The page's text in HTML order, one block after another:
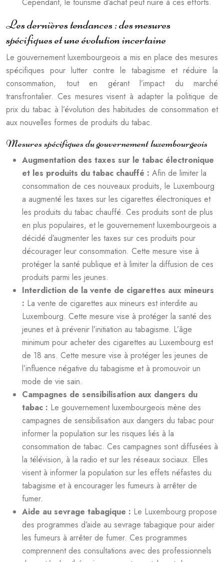
Les dernières tendances : des mesures
spécifiques et une évolution incertaine
Le gouvernement luxembourgeois a mis en place des mesures
spécifiques pour lutter contre le tabagisme et réduire la
consommation, tout en gérant l’impact du marché
transfrontalier. Ces mesures visent à adapter la politique de
prix du tabac à l’évolution des habitudes de consommation et
aux nouvelles formes de produits du tabac.
Mesures spécifiques du gouvernement luxembourgeois
Augmentation des taxes sur le tabac électronique
et les produits du tabac chauffé : Afin de limiter la
consommation de ces nouveaux produits, le Luxembourg
a augmenté les taxes sur les cigarettes électroniques et
les produits du tabac chauffé. Ces produits sont de plus
en plus populaires, et le gouvernement luxembourgeois a
décidé d’augmenter les taxes sur ces produits pour
décourager leur consommation. Cette mesure vise à
protéger la santé publique et à limiter la diffusion de ces
produits parmi les jeunes.
Interdiction de la vente de cigarettes aux mineurs
: La vente de cigarettes aux mineurs est interdite au
Luxembourg. Cette mesure vise à protéger la santé des
jeunes et à prévenir l’initiation au tabagisme. L’âge
minimum pour acheter des cigarettes au Luxembourg est
de 18 ans. Cette mesure vise à protéger les jeunes de
l’influence négative du tabagisme et à promouvoir un
mode de vie sain.
Campagnes de sensibilisation aux dangers du
tabac : Le gouvernement luxembourgeois mène des
campagnes de sensibilisation aux dangers du tabac pour
informer la population sur les risques liés à la
consommation de tabac. Ces campagnes sont diffusées à
la télévision, à la radio et sur les réseaux sociaux. Elles
visent à informer la population sur les effets néfastes du
tabagisme et à encourager les fumeurs à arrêter de
fumer.
Aide au sevrage tabagique : Le Luxembourg propose
des programmes d’aide au sevrage tabagique pour aider
les fumeurs à arrêter de fumer. Ces programmes
comprennent des consultations avec des professionnels